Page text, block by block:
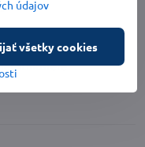
atmosfére
údajov
všetky cookies